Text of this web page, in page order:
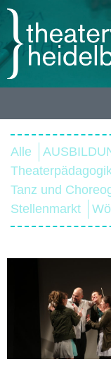
Alle
Tanz und
Stellenmarkt